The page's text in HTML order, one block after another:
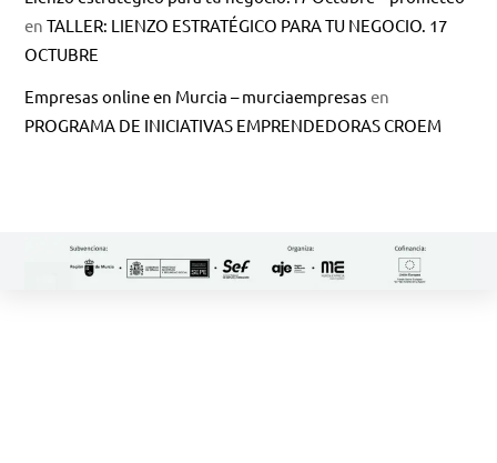
enTALLER: LIENZO ESTRATÉGICO PARA TU NEGOCIO. 17
OCTUBRE
Empresas online en Murcia – murciaempresas en
PROGRAMA DE INICIATIVAS EMPRENDEDORAS CROEM